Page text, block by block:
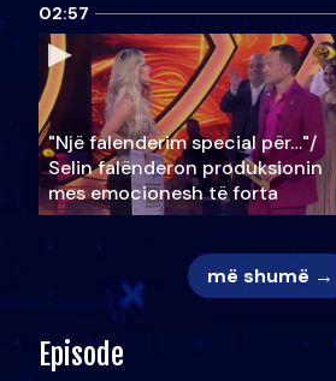
02:57
"Një falenderim special për…"/
Selin falënderon produksionin
mes emocionesh të forta
më shumë →
Episode